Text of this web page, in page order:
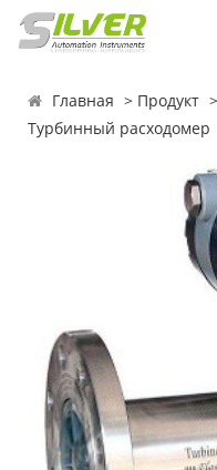
Главная Продукт
Турбинный расходомер